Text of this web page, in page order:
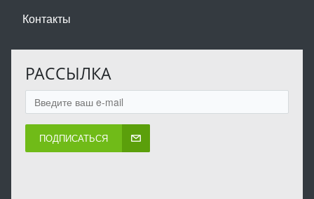
Контакты
РАССЫЛКА
ПОДПИСАТЬСЯ